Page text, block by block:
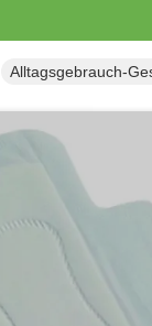
Alltagsgebrauch-